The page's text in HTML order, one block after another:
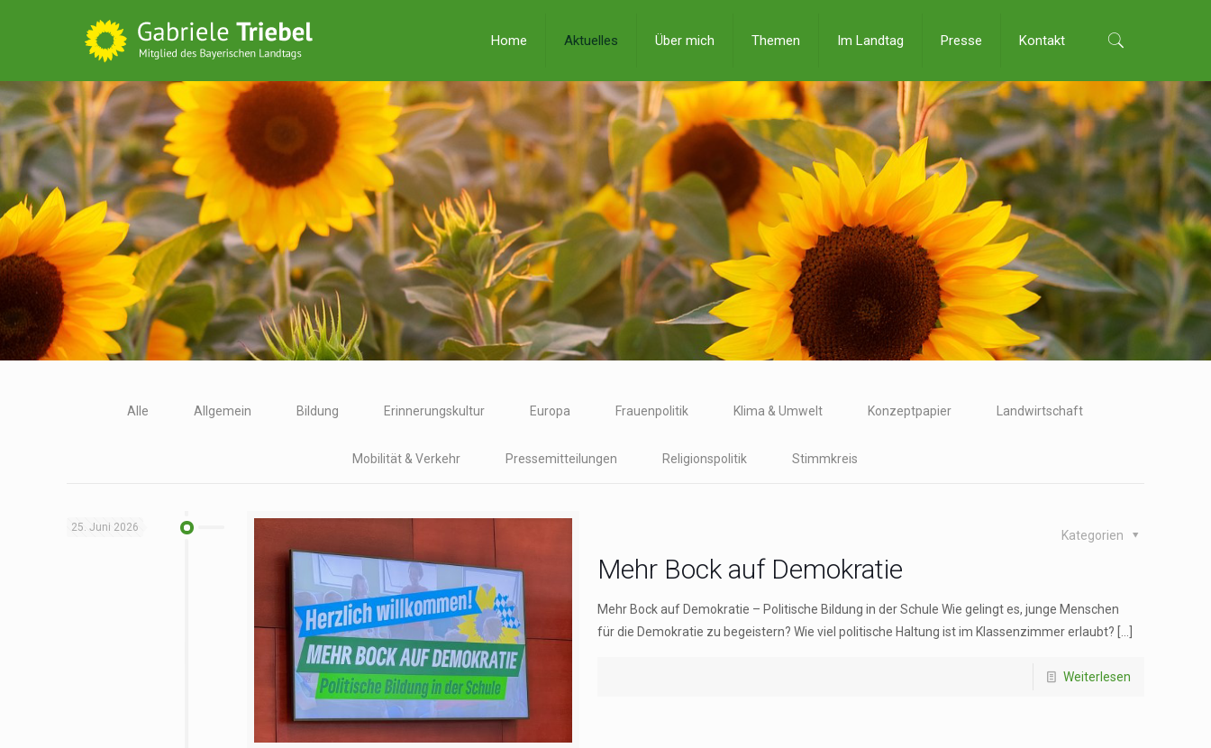
Home Aktuelles Über mich Themen Im Landtag Presse Kontakt
Alle Allgemein Bildung Erinnerungskultur Europa Frauenpolitik Klima & Umwelt Konzeptpapier Landwirtschaft
Mobilität & Verkehr Pressemitteilungen Religionspolitik Stimmkreis
25. Juni 2026
Kategorien
Mehr Bock auf Demokratie
Mehr Bock auf Demokratie – Politische Bildung in der Schule Wie gelingt es, junge Menschen
für die Demokratie zu begeistern? Wie viel politische Haltung ist im Klassenzimmer erlaubt?
Weiterlesen